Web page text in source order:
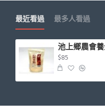
最近看過 最多人看過
$85